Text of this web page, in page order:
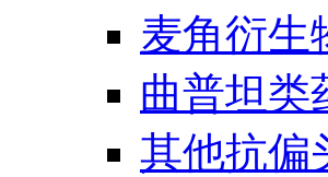
麦角衍生
曲普坦类
其他抗偏